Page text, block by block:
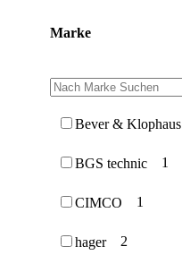
Marke
Bever & Klophaus
BGS technic 1
CIMCO 1
hager 2